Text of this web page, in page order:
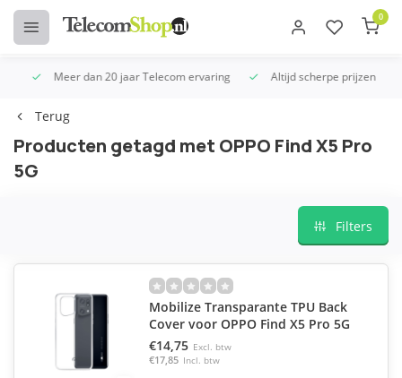
0
Meer dan 20 jaar Telecom ervaring Altijd scherpe prijzen
Terug
Producten getagd met OPPO Find X5 Pro
5G
Filters
Mobilize Transparante TPU Back
Cover voor OPPO Find X5 Pro 5G
€14,75 Excl. btw
€17,85 Incl. btw